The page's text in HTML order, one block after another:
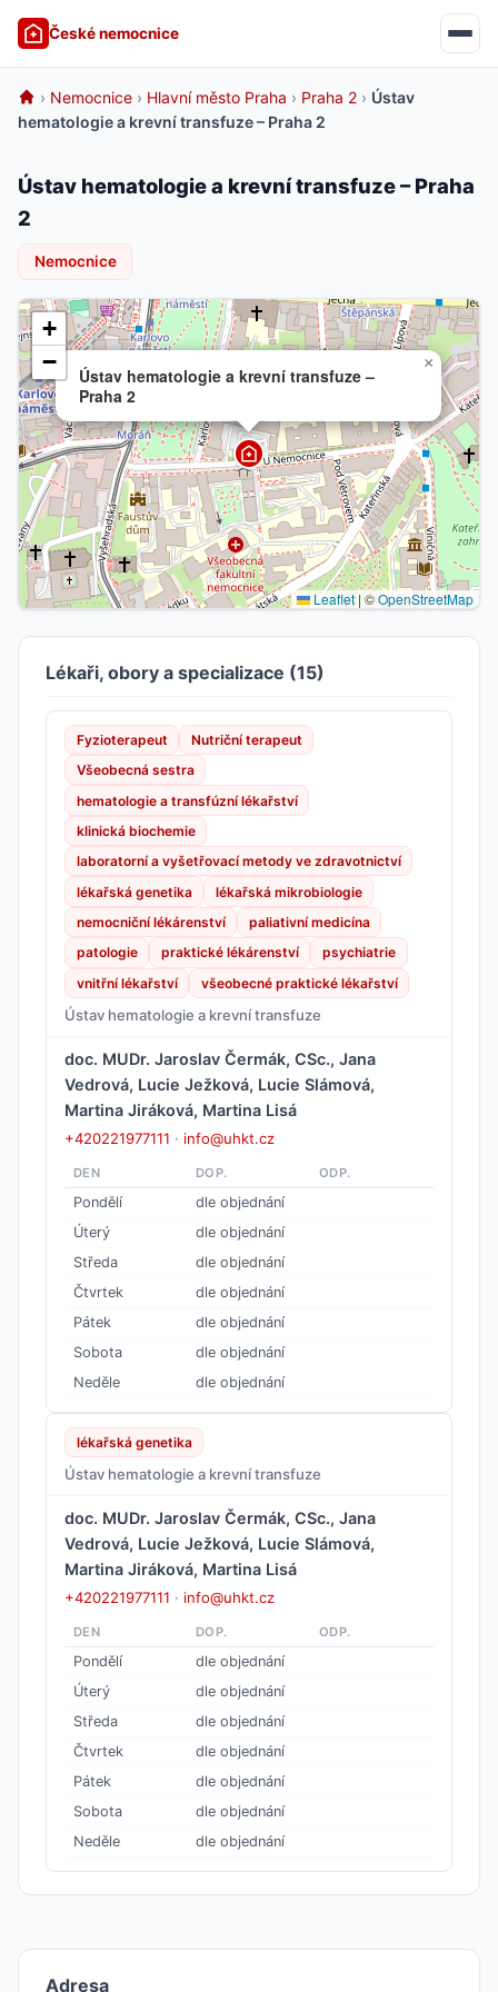
České nemocnice
› Nemocnice › Hlavní město Praha › Praha 2 › Ústav
hematologie a krevní transfuze – Praha 2
Ústav hematologie a krevní transfuze – Praha
2
Nemocnice
Ústav hematologie a krevní transfuze –
Praha 2
×
+
−
Leaflet | ©OpenStreetMap
Lékaři, obory a specializace (15)
Fyzioterapeut
Nutriční terapeut
Všeobecná sestra
hematologie a transfúzní lékařství
klinická biochemie
laboratorní a vyšetřovací metody ve zdravotnictví
lékařská genetika
lékařská mikrobiologie
nemocniční lékárenství
paliativní medicína
patologie
praktické lékárenství
psychiatrie
vnitřní lékařství
všeobecné praktické lékařství
Ústav hematologie a krevní transfuze
doc. MUDr. Jaroslav Čermák, CSc., Jana
Vedrová, Lucie Ježková, Lucie Slámová,
Martina Jiráková, Martina Lisá
+420221977111 · info@uhkt.cz
DEN DOP. ODP.
Pondělí
dle objednání
Úterý
dle objednání
Středa
dle objednání
Čtvrtek
dle objednání
Pátek
dle objednání
Sobota
dle objednání
Neděle
dle objednání
lékařská genetika
Ústav hematologie a krevní transfuze
doc. MUDr. Jaroslav Čermák, CSc., Jana
Vedrová, Lucie Ježková, Lucie Slámová,
Martina Jiráková, Martina Lisá
+420221977111 · info@uhkt.cz
DEN DOP. ODP.
Pondělí
dle objednání
Úterý
dle objednání
Středa
dle objednání
Čtvrtek
dle objednání
Pátek
dle objednání
Sobota
dle objednání
Neděle
dle objednání
Adresa